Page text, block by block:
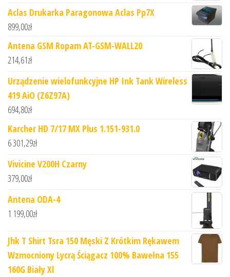
Aclas Drukarka Paragonowa Aclas Pp7X
899,00zł
Antena GSM Ropam AT-GSM-WALL20
214,61zł
Urządzenie wielofunkcyjne HP Ink Tank Wireless
419 AiO (Z6Z97A)
694,80zł
Karcher HD 7/17 MX Plus 1.151-931.0
6 301,29zł
Vivicine V200H Czarny
379,00zł
Antena ODA-4
1 199,00zł
Jhk T Shirt Tsra 150 Męski Z Krótkim Rękawem
Wzmocniony Lycrą Ściągacz 100% Bawełna 155
160G Biały Xl